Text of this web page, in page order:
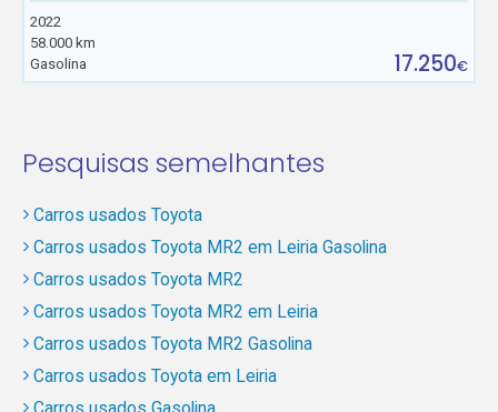
2022
58.000 km
Gasolina
17.250€
Pesquisas semelhantes
Carros usados Toyota
Carros usados Toyota MR2 em Leiria Gasolina
Carros usados Toyota MR2
Carros usados Toyota MR2 em Leiria
Carros usados Toyota MR2 Gasolina
Carros usados Toyota em Leiria